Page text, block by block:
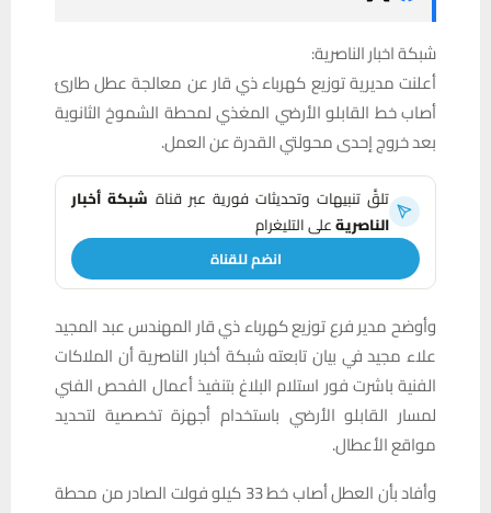
شبكة اخبار الناصرية:
أعلنت مديرية توزيع كهرباء ذي قار عن معالجة عطل طارئ
أصاب خط القابلو الأرضي المغذي لمحطة الشموخ الثانوية
بعد خروج إحدى محولتي القدرة عن العمل.
تلقَّ تنبيهات وتحديثات فورية عبر قناة شبكة أخبار
الناصريةعلى التليغرام
انضم للقناة
وأوضح مدير فرع توزيع كهرباء ذي قار المهندس عبد المجيد
علاء مجيد في بيان تابعته شبكة أخبار الناصرية أن الملاكات
الفنية باشرت فور استلام البلاغ بتنفيذ أعمال الفحص الفني
لمسار القابلو الأرضي باستخدام أجهزة تخصصية لتحديد
مواقع الأعطال.
وأفاد بأن العطل أصاب خط 33 كيلو فولت الصادر من محطة